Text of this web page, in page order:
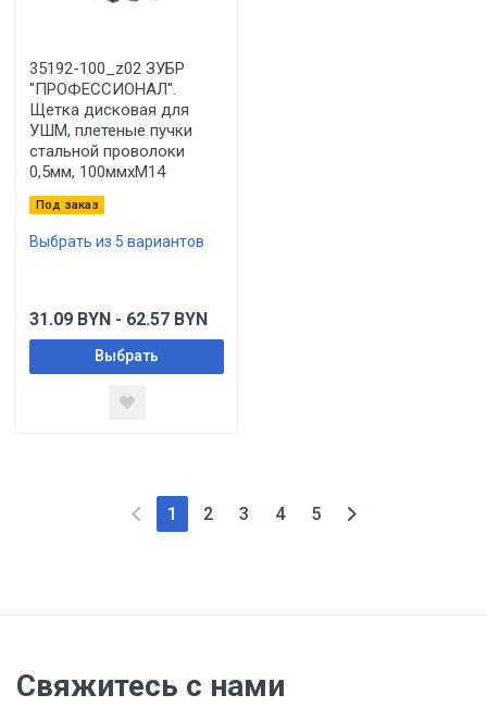
35192-100_z02 ЗУБР
''ПРОФЕССИОНАЛ''.
Щетка дисковая для
УШМ, плетеные пучки
стальной проволоки
0,5мм, 100ммхМ14
Под заказ
Выбрать из 5 вариантов
31.09 BYN - 62.57 BYN
Выбрать
1 2 3 4 5
Свяжитесь с нами